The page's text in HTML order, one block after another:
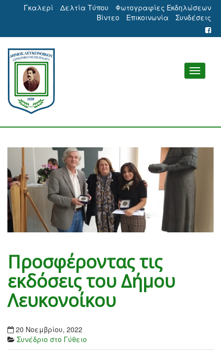
Γκαλερί Δελτία Τύπου
Φωτογραφίες Εκδηλώσεων
Βίντεο
Επικοινωνία Συνδέσεις
Προσφέροντας τις
εκδόσεις του Δήμου
Λευκονοίκου
20 Νοεμβρίου, 2022
Συνέδριο στο Γύθειο